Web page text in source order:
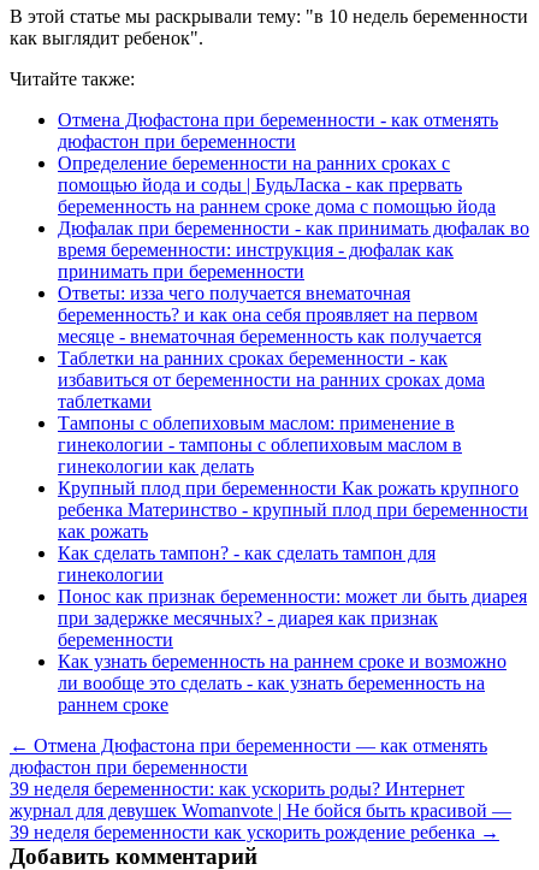
В этой статье мы раскрывали тему: "в 10 недель беременности
как выглядит ребенок".
Читайте также:
Отмена Дюфастона при беременности - как отменять
дюфастон при беременности
Определение беременности на ранних сроках с
помощью йода и соды | БудьЛаска - как прервать
беременность на раннем сроке дома с помощью йода
Дюфалак при беременности - как принимать дюфалак во
время беременности: инструкция - дюфалак как
принимать при беременности
Ответы: изза чего получается внематочная
беременность? и как она себя проявляет на первом
месяце - внематочная беременность как получается
Таблетки на ранних сроках беременности - как
избавиться от беременности на ранних сроках дома
таблетками
Тампоны с облепиховым маслом: применение в
гинекологии - тампоны с облепиховым маслом в
гинекологии как делать
Крупный плод при беременности Как рожать крупного
ребенка Материнство - крупный плод при беременности
как рожать
Как сделать тампон? - как сделать тампон для
гинекологии
Понос как признак беременности: может ли быть диарея
при задержке месячных? - диарея как признак
беременности
Как узнать беременность на раннем сроке и возможно
ли вообще это сделать - как узнать беременность на
раннем сроке
← Отмена Дюфастона при беременности — как отменять
дюфастон при беременности
39 неделя беременности: как ускорить роды? Интернет
журнал для девушек Womanvote | Не бойся быть красивой —
39 неделя беременности как ускорить рождение ребенка →
Добавить комментарий